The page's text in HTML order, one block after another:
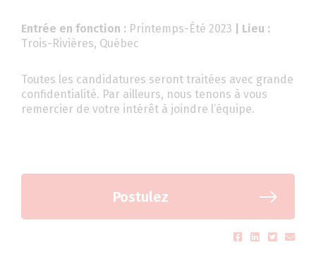
Entrée en fonction : Printemps-Été 2023 | Lieu :
Trois-Rivières, Québec
Toutes les candidatures seront traitées avec grande
confidentialité. Par ailleurs, nous tenons à vous
remercier de votre intérêt à joindre l’équipe.
Postulez